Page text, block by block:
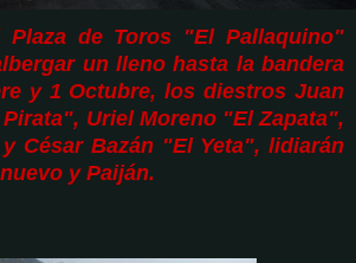
Plaza de Toros "El Pallaquino"
un lleno hasta la bandera
y 1 Octubre, los diestros Juan
Uriel Moreno "El Zapata",
César Bazán "El Yeta", lidiarán
y Paiján.